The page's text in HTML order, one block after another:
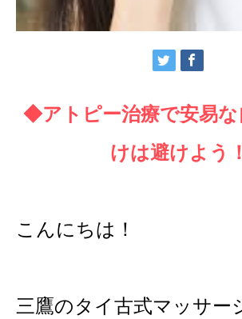
◆アトピー治療で安易な
けは避けよう！
こんにちは！
三鷹のタイ古式マッサ